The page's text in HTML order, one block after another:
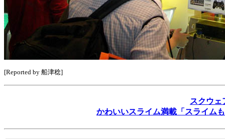
[Reported by 船津稔]
スクウェ
かわいいスライム満載「スライム